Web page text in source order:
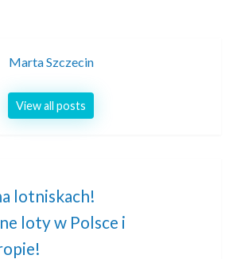
Marta Szczecin
View all posts
lotniskach!
loty w Polsce i